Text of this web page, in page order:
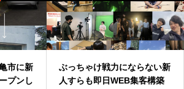
市に新
プンし
ぶっちゃけ戦力にならない新
人すらも即日WEB集客構築
うい
紹介し
バターコーヒーは効果なし？
バターコーヒーの世界一簡単